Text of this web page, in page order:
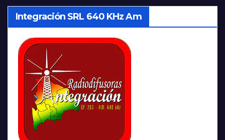
Integración SRL 640 KHz Am